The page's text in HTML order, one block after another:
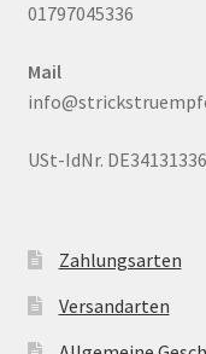
01797045336
Mail
USt-IdNr.
Zahlungsarten
Versandarten